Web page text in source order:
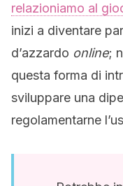
relazioniamo al
inizi a diventare
d’azzardo online;
questa forma di
sviluppare una
regolamentarne